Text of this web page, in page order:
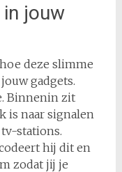
jouw
deze slimme
gadgets.
Binnenin zit
is naar signalen
stations.
hij dit en
zodat jij je